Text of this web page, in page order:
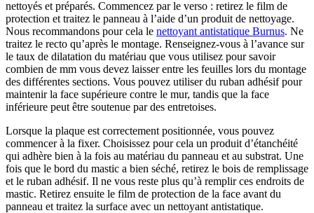
nettoyés et préparés. Commencez par le verso : retirez le film de
protection et traitez le panneau à l’aide d’un produit de nettoyage.
Nous recommandons pour cela le nettoyant antistatique Burnus. Ne
traitez le recto qu’après le montage. Renseignez-vous à l’avance sur
le taux de dilatation du matériau que vous utilisez pour savoir
combien de mm vous devez laisser entre les feuilles lors du montage
des différentes sections. Vous pouvez utiliser du ruban adhésif pour
maintenir la face supérieure contre le mur, tandis que la face
inférieure peut être soutenue par des entretoises.
Lorsque la plaque est correctement positionnée, vous pouvez
commencer à la fixer. Choisissez pour cela un produit d’étanchéité
qui adhère bien à la fois au matériau du panneau et au substrat. Une
fois que le bord du mastic a bien séché, retirez le bois de remplissage
et le ruban adhésif. Il ne vous reste plus qu’à remplir ces endroits de
mastic. Retirez ensuite le film de protection de la face avant du
panneau et traitez la surface avec un nettoyant antistatique.